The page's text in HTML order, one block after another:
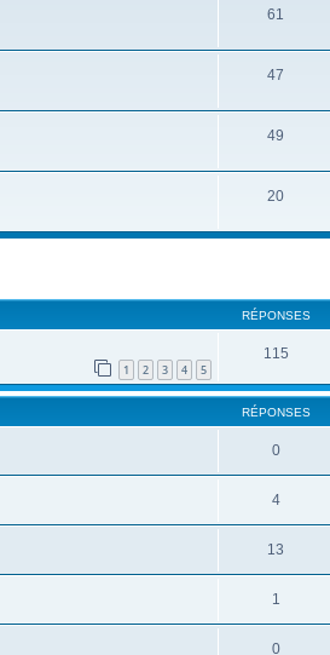
61
47
49
20
RÉPONSES
1 2 3 4 5
115
RÉPONSES
0
4
13
1
0